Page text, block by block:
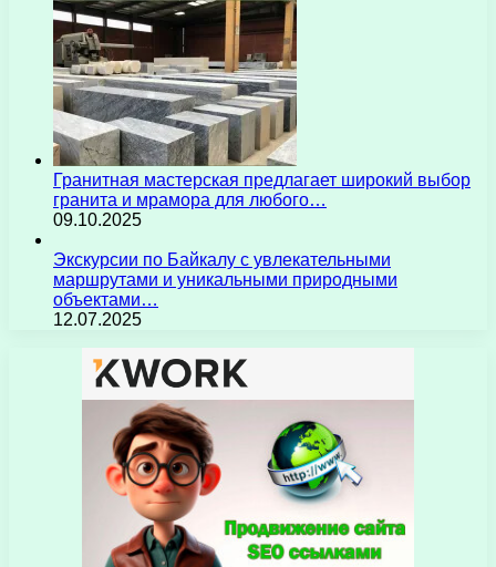
Гранитная мастерская предлагает широкий выбор
гранита и мрамора для любого…
09.10.2025
Экскурсии по Байкалу с увлекательными
маршрутами и уникальными природными
объектами…
12.07.2025